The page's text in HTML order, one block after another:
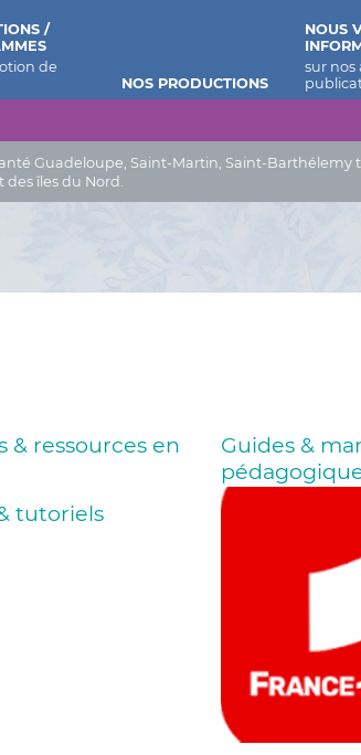
Guadeloupe, Saint-Martin, Saint-Barthélemy
îles du Nord.
/
NOS PRODUCTIONS
NOUS
& ressources en
Guides &
tutoriels